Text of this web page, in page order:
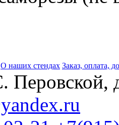
О наших стендах Заказ, оплата,
Перовской,